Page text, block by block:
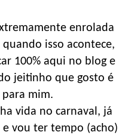
enrolada
isso acontece,
100% aqui no blog e
jeitinho que gosto é
mim.
vida no carnaval, já
vou ter tempo (acho)